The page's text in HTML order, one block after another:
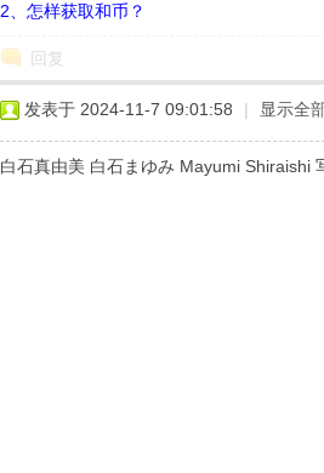
2、怎样获取和币？
回复
发表于 2024-11-7 09:01:58 | 显示全
白石真由美 白石まゆみ Mayumi Shiraishi